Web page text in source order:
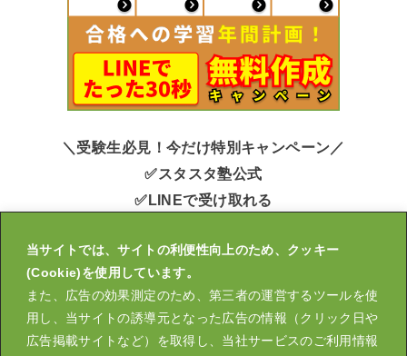
当サイトでは、サイトの利便性向上のため、クッキー
(Cookie)を使用しています。
また、広告の効果測定のため、第三者の運営するツールを使
用し、当サイトの誘導元となった広告の情報（クリック日や
広告掲載サイトなど）を取得し、当社サービスのご利用情報
＼受験生必見！今だけ特別キャンペーン／
✅スタスタ塾公式
✅LINEで受け取れる
キミ用の大学受験【年間計画表】無料作成中！
運営会社 大学受験スタスタ塾 スタスタLIVE